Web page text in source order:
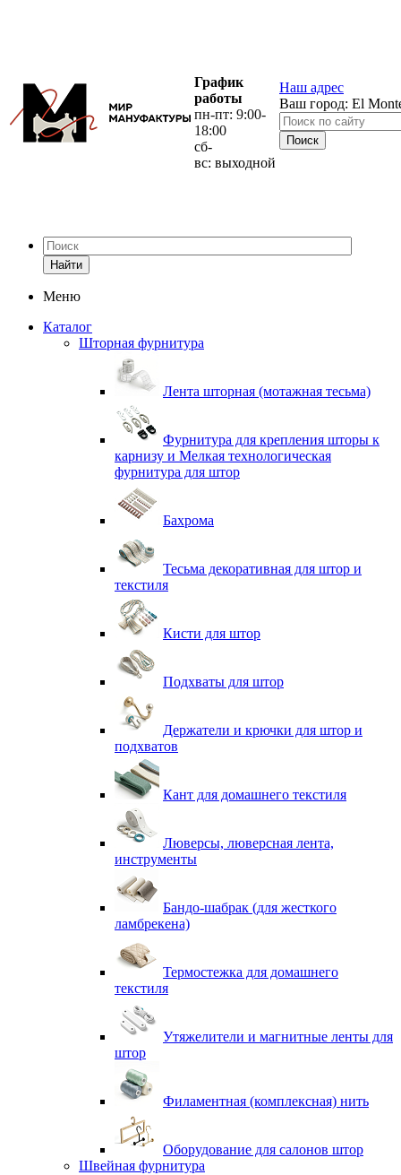
График
работы
пн-пт: 9:00-
18:00
сб-
вс: выходной
Наш адрес
Ваш город: El
Найти
Меню
Каталог
Шторная фурнитура
Лента шторная (мотажная тесьма)
Фурнитура для крепления шторы к
карнизу и Мелкая технологическая
фурнитура для штор
Бахрома
Тесьма декоративная для штор и
текстиля
Кисти для штор
Подхваты для штор
Держатели и крючки для штор и
подхватов
Кант для домашнего текстиля
Люверсы, люверсная лента,
инструменты
Бандо-шабрак (для жесткого
ламбрекена)
Термостежка для домашнего
текстиля
Утяжелители и магнитные ленты для
штор
Филаментная (комплексная) нить
Оборудование для салонов штор
Швейная фурнитура